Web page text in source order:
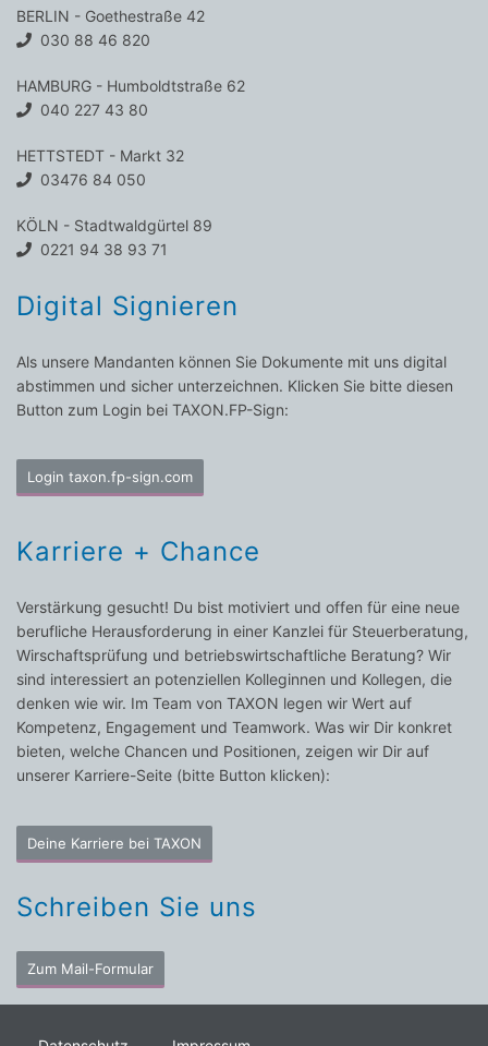
BERLIN - Goethestraße 42
030 88 46 820
HAMBURG - Humboldtstraße 62
040 227 43 80
HETTSTEDT - Markt 32
03476 84 050
KÖLN - Stadtwaldgürtel 89
0221 94 38 93 71
Digital Signieren
Als unsere Mandanten können Sie Dokumente mit uns digital
abstimmen und sicher unterzeichnen. Klicken Sie bitte diesen
Button zum Login bei TAXON.FP-Sign:
Login taxon.fp-sign.com
Karriere + Chance
Verstärkung gesucht! Du bist motiviert und offen für eine neue
berufliche Herausforderung in einer Kanzlei für Steuerberatung,
Wirschaftsprüfung und betriebswirtschaftliche Beratung? Wir
sind interessiert an potenziellen Kolleginnen und Kollegen, die
denken wie wir. Im Team von TAXON legen wir Wert auf
Kompetenz, Engagement und Teamwork. Was wir Dir konkret
bieten, welche Chancen und Positionen, zeigen wir Dir auf
unserer Karriere-Seite (bitte Button klicken):
Deine Karriere bei TAXON
Schreiben Sie uns
Zum Mail-Formular